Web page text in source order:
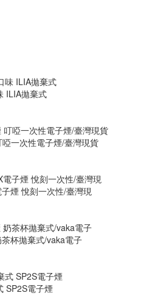
ILIA拋棄式
一次性電子煙/臺灣現貨
煙 悅刻一次性/臺灣現
杯拋棄式/vaka電子
SP2S電子煙